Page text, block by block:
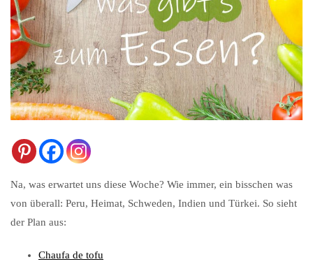
Na, was erwartet uns diese Woche? Wie immer, ein bisschen was
von überall: Peru, Heimat, Schweden, Indien und Türkei. So sieht
der Plan aus:
Chaufa de tofu